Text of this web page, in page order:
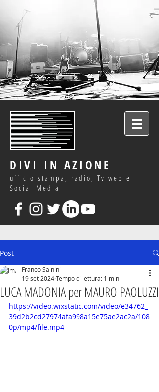
DIVI IN AZIONE
ufficio stampa, radio, Tv web e
Social Media
Post
LUCA MADONIA per MAURO PAOLUZZI
Franco Sainini
19 set 2024Tempo di lettura: 1 min
https://video.wixstatic.com/video/e34762_
39d2b2cd27974afa998a15e75ae2ac2a/108
0p/mp4/file.mp4